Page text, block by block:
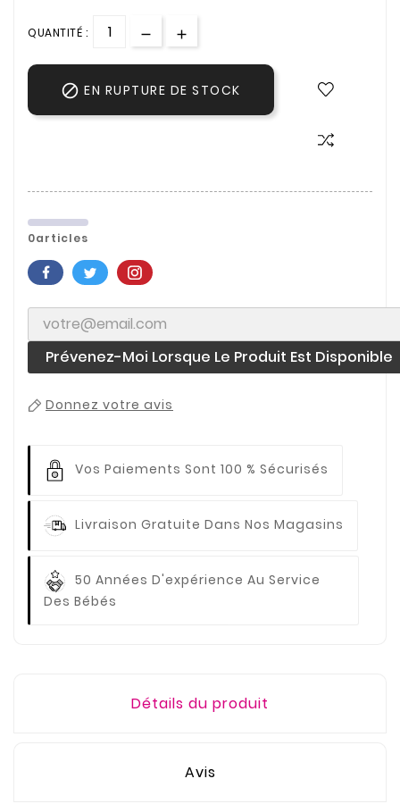
QUANTITÉ :
 EN RUPTURE DE STOCK
0articles
Prévenez-Moi Lorsque Le Produit Est Disponible
Donnez votre avis
Vos Paiements Sont 100 % Sécurisés
Livraison Gratuite Dans Nos Magasins
50 Années D'expérience Au Service
Des Bébés
Détails du produit
Avis